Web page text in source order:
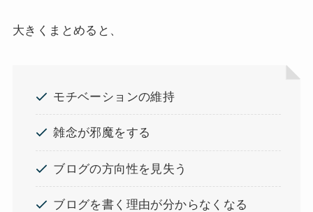
大きくまとめると、
モチベーションの維持
雑念が邪魔をする
ブログの方向性を見失う
ブログを書く理由が分からなくなる